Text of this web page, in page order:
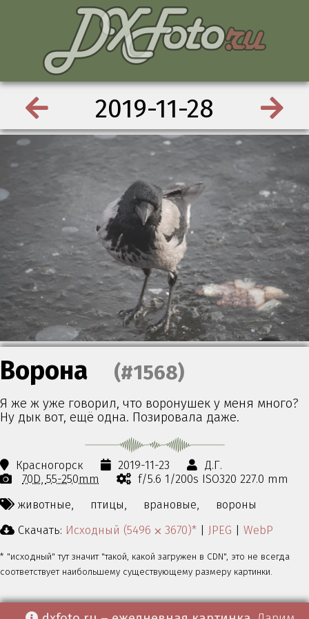
2019-11-28
Ворона (#1568)
Я же ж уже говорил, что воронушек у меня много?
Ну дык вот, ещё одна. Позировала даже.
Красногорск 2019-11-23
Д.Г.
70D 55-250mm
f/5.6 1/200s ISO320 227.0 mm
животные,
птицы, врановые,
вороны
Скачать: Исходный (5496 ⨉ 3670)* | JPEG | WebP
* "исходный" тут значит "такой, какой загружен в CDN", это не всегда
соответствует наибольшему существующему размеру картинки.